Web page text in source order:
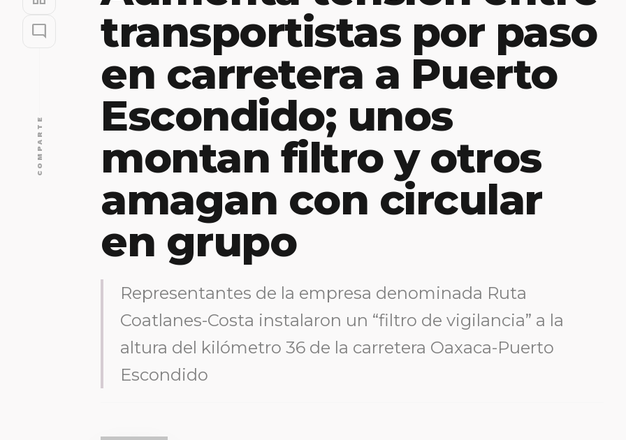
mode_comment
COMPARTE
transportistas por paso
en carretera a Puerto
Escondido; unos
montan filtro y otros
amagan con circular
en grupo
Representantes de la empresa denominada Ruta
Coatlanes-Costa instalaron un “filtro de vigilancia” a la
altura del kilómetro 36 de la carretera Oaxaca-Puerto
Escondido